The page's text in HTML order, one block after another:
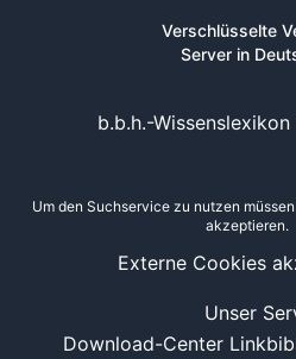
Verschlüsselte
Server in
Unser
Download-Center
b.b.h.-
Um den Suchservice zu nutzen
akzeptieren.
Externe Cookies